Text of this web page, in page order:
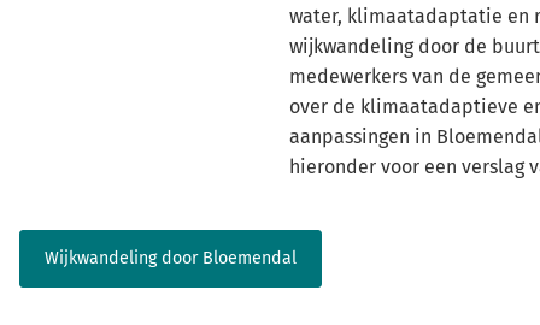
water, klimaatadaptatie en
wijkwandeling door de
medewerkers van de
over de klimaatadaptieve
aanpassingen in
hieronder voor een verslag
Wijkwandeling door Bloemendal